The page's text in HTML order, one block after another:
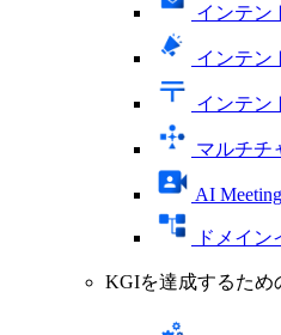
インテン
インテン
インテン
マルチチ
AI Meeting
ドメイ
KGIを達成するため